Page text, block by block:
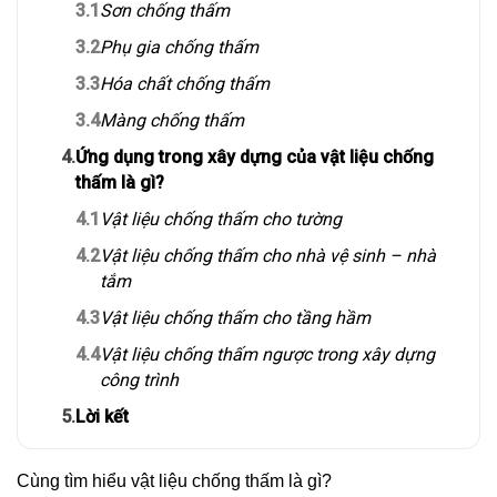
3.1 Sơn chống thấm
3.2Phụ gia chống thấm
3.3Hóa chất chống thấm
3.4Màng chống thấm
4.Ứng dụng trong xây dựng của vật liệu chống
thấm là gì?
4.1 Vật liệu chống thấm cho tường
4.2Vật liệu chống thấm cho nhà vệ sinh – nhà
tắm
4.3Vật liệu chống thấm cho tầng hầm
4.4Vật liệu chống thấm ngược trong xây dựng
công trình
5.Lời kết
Cùng tìm hiểu vật liệu chống thấm là gì?